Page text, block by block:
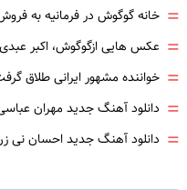
= خانه گوگوش در فرمانیه به
= عکس هایی ازگوگوش، اکبر
= خواننده مشهور ایرانی طلاق
= دانلود آهنگ جدید مهران
= دانلود آهنگ جدید احسان نی